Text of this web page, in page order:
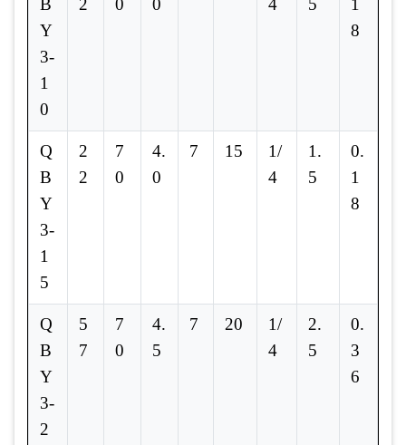
B
Y
3-
1
0
2
0
0
4
5
1
8
Q
B
Y
3-
1
5
2
2
7
0
4.
0
7 15
1/
4
1.
5
0.
1
8
Q
B
Y
3-
2
5
7
7
0
4.
5
7 20
1/
4
2.
5
0.
3
6